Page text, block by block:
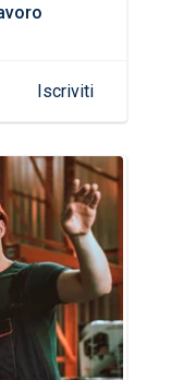
Iscriviti